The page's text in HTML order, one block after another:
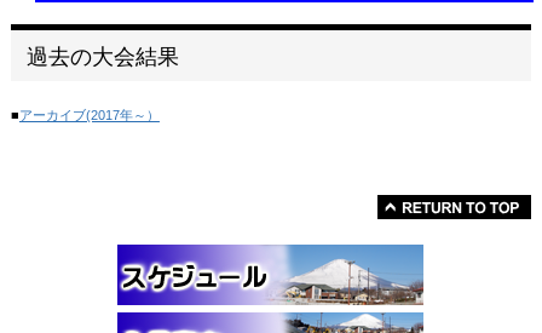
過去の大会結果
■アーカイブ(2017年～）